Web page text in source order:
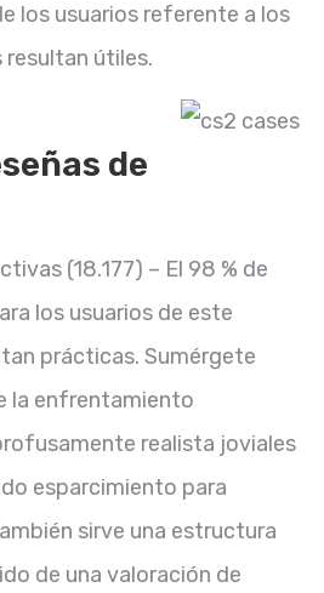
los usuarios referente a los
útiles.
de
(18.177) – El 98 % de
los usuarios de este
prácticas. Sumérgete
la enfrentamiento
realista joviales
esparcimiento para
sirve una estructura
de una valoración de